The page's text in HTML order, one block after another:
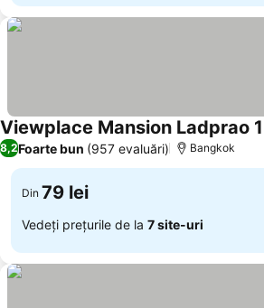
Viewplace Mansion Ladprao
8,2Foarte bun (957 evaluări) Bangkok
Din 79 lei
Vedeți prețurile de la 7 site-uri